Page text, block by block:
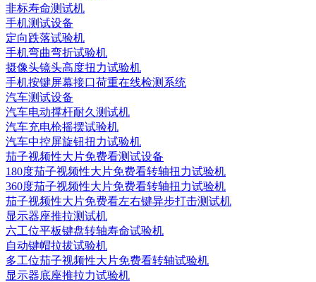
非标寿命测试机
手机测试设备
定向跌落试验机
手机弯曲弯折试验机
摄像头镜头高度扭力试验机
手机按键屏幕接口荷重在线检测系统
汽车测试设备
汽车电动撑杆耐久测试机
汽车充电枪摇摆试验机
汽车中控屏旋钮扭力试验机
茄子视频性大片免费看测试设备
180度茄子视频性大片免费看转轴扭力试验机
360度茄子视频性大片免费看转轴扭力试验机
茄子视频性大片免费看左右键异步打击测试机
显示器座推拉测试机
六工位平板键盘转轴寿命试验机
自动键帽拉拔试验机
多工位茄子视频性大片免费看转轴试验机
显示器底座推拉力试验机